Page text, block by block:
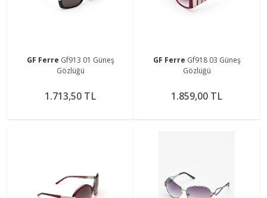
GF Ferre Gf913 01 Güneş
Gözlüğü
1.713,50 TL
GF Ferre Gf918 03 Güneş
Gözlüğü
1.859,00 TL